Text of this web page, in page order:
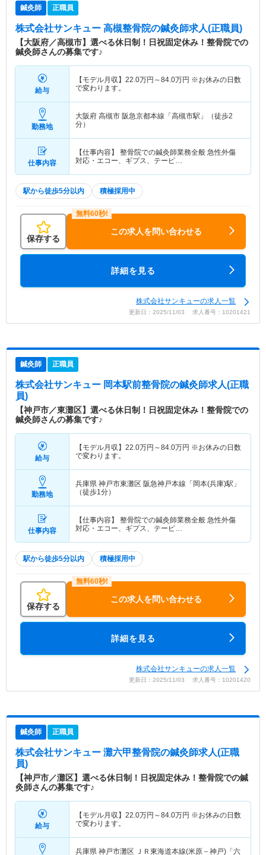
鍼灸師 正職員
株式会社サンキュー 高槻整骨院の鍼灸師求人(正職員)
【大阪府／高槻市】選べる休日制！日祝固定休み！整骨院での
鍼灸師さんの募集です♪
給与
【モデル月収】 22.0万円～84.0万円 ※お休みの日数
で変わります。
勤務地
大阪府 高槻市 阪急京都本線「高槻市駅」（徒歩2
分）
仕事内容
【仕事内容】 整骨院での鍼灸師業務全般 急性外傷
対応・エコー、ギプス、テーピ…
駅から徒歩5分以内 積極採用中
保存する
この求人を問い合わせる
詳細を見る
株式会社サンキューの求人一覧
更新日：2025/11/03 求人番号：10201421
鍼灸師 正職員
株式会社サンキュー 岡本駅前整骨院の鍼灸師求人(正職
員)
【神戸市／東灘区】選べる休日制！日祝固定休み！整骨院での
鍼灸師さんの募集です♪
給与
【モデル月収】 22.0万円～84.0万円 ※お休みの日数
で変わります。
勤務地
兵庫県 神戸市東灘区 阪急神戸本線「岡本(兵庫)駅」
（徒歩1分）
仕事内容
【仕事内容】 整骨院での鍼灸師業務全般 急性外傷
対応・エコー、ギプス、テーピ…
駅から徒歩5分以内 積極採用中
保存する
この求人を問い合わせる
詳細を見る
株式会社サンキューの求人一覧
更新日：2025/11/03 求人番号：10201420
鍼灸師 正職員
株式会社サンキュー 灘六甲整骨院の鍼灸師求人(正職
員)
【神戸市／灘区】選べる休日制！日祝固定休み！整骨院での鍼
灸師さんの募集です♪
給与
【モデル月収】 22.0万円～84.0万円 ※お休みの日数
で変わります。
兵庫県 神戸市灘区 ＪＲ東海道本線(米原－神戸)「六